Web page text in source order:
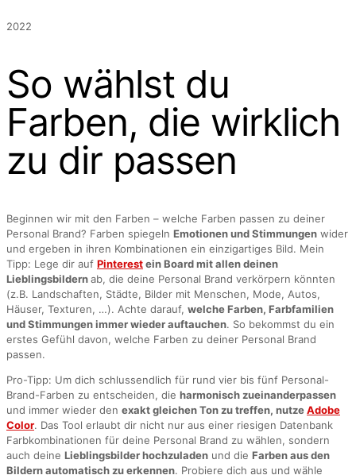
2022
So wählst du
Farben, die wirklich
zu dir passen
Beginnen wir mit den Farben – welche Farben passen zu deiner
Personal Brand? Farben spiegeln Emotionen und Stimmungen wider
und ergeben in ihren Kombinationen ein einzigartiges Bild. Mein
Tipp: Lege dir auf Pinterestein Board mit allen deinen
Lieblingsbildernab, die deine Personal Brand verkörpern könnten
(z.B. Landschaften, Städte, Bilder mit Menschen, Mode, Autos,
Häuser, Texturen, …). Achte darauf, welche Farben, Farbfamilien
und Stimmungen immer wieder auftauchen. So bekommst du ein
erstes Gefühl davon, welche Farben zu deiner Personal Brand
passen.
Pro-Tipp: Um dich schlussendlich für rund vier bis fünf Personal-
Brand-Farben zu entscheiden, die harmonisch zueinanderpassen
und immer wieder den exakt gleichen Ton zu treffen, nutzeAdobe
Color. Das Tool erlaubt dir nicht nur aus einer riesigen Datenbank
Farbkombinationen für deine Personal Brand zu wählen, sondern
auch deine Lieblingsbilder hochzuladen und die Farben aus den
Bildern automatisch zu erkennen. Probiere dich aus und wähle